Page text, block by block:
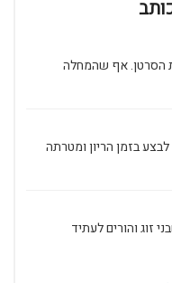
הסרטן. אף שהמחלה
בזמן הריון ומטרתה
זוג והורים לעתיד